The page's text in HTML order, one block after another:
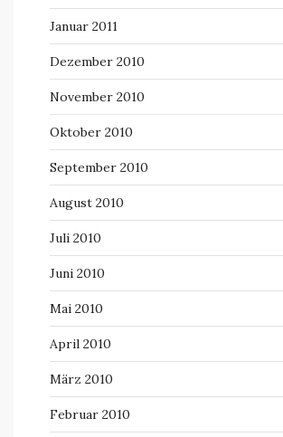
Januar 2011
Dezember 2010
November 2010
Oktober 2010
September 2010
August 2010
Juli 2010
Juni 2010
Mai 2010
April 2010
März 2010
Februar 2010